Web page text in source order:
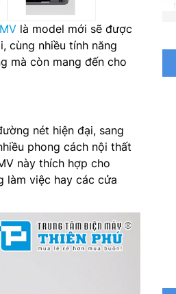
là model mới sẽ được
cùng nhiều tính năng
mà còn mang đến cho
nét hiện đại, sang
phong cách nội thất
này thích hợp cho
làm việc hay các cửa